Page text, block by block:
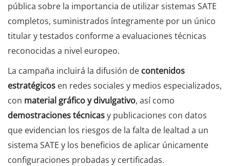
pública sobre la importancia de utilizar sistemas SATE
completos, suministrados íntegramente por un único
titular y testados conforme a evaluaciones técnicas
reconocidas a nivel europeo.
La campaña incluirá la difusión de contenidos
estratégicos en redes sociales y medios especializados,
con material gráfico y divulgativo, así como
demostraciones técnicasy publicaciones con datos
que evidencian los riesgos de la falta de lealtad a un
sistema SATE y los beneficios de aplicar únicamente
configuraciones probadas y certificadas.